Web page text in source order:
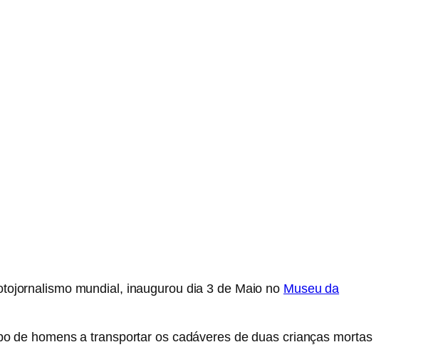
mundial, inaugurou dia 3 de Maio no Museu da
de homens a transportar os cadáveres de duas crianças mortas